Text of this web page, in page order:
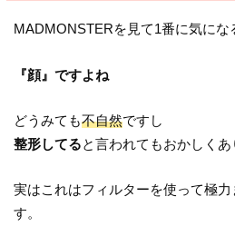
MADMONSTERを見て1番に気にな
『顔』ですよね
どうみても不自然ですし
整形してると言われてもおかしく
実はこれはフィルターを使って極
す。